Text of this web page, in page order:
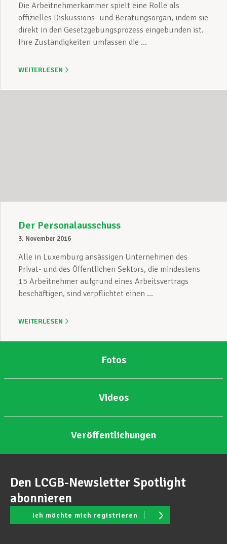
Die Arbeitnehmerkammer spielt eine Rolle als
offizielles Diskussions- und Beratungsorgan, indem sie
direkt in den Gesetzgebungsprozess eingebunden ist.
Ihre Zuständigkeiten umfassen die ...
WEITERLESEN
Der Personalausschuss
3. November 2016
Alle in Luxemburg ansässigen Unternehmen des
Privat- und des Öffentlichen Sektors, die mindestens
15 Arbeitnehmer aufgrund eines Arbeitsvertrags
beschäftigen, sind verpflichtet einen ...
WEITERLESEN
Fotos
Videos
Veröffentlichungen
Den LCGB-Newsletter Spotlight
abonnieren
Ich möchte mich registrieren